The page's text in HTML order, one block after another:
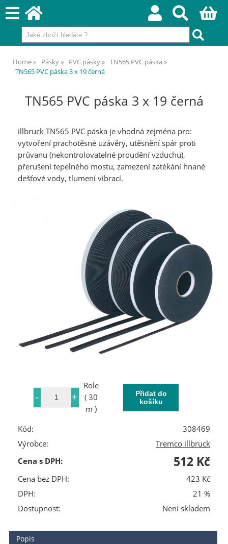
Home Pásky PVC pásky
TN565 PVC páska
TN565 PVC páska 3 x 19 černá
TN565 PVC páska 3 x 19 černá
illbruck TN565 PVC páska je vhodná zejména pro:
vytvoření prachotěsné uzávěry, utěsnění spár proti
průvanu (nekontrolovatelné proudění vzduchu),
přerušení tepelného mostu, zamezení zatékání hnané
dešťové vody, tlumení vibrací.
Role
( 30
m )
Kód:
308469
Výrobce:
Tremco illbruck
Cena s DPH:
512 Kč
Cena bez DPH:
423 Kč
DPH:
21 %
Dostupnost:
Není skladem
Popis